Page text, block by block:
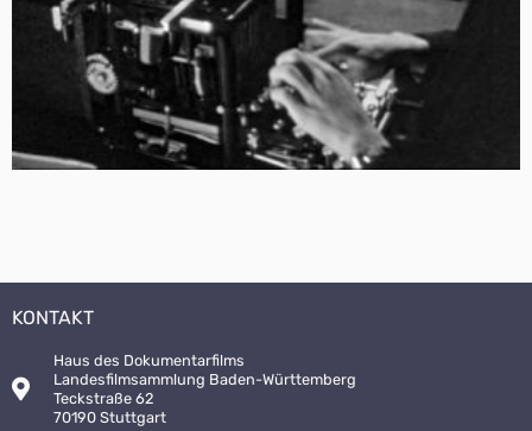
KONTAKT
Haus des Dokumentarfilms
Landesfilmsammlung Baden-Württemberg
Teckstraße 62
70190 Stuttgart